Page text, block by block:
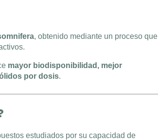
, obtenido mediante un proceso que
mayor biodisponibilidad, mejor
por dosis.
estudiados por su capacidad de